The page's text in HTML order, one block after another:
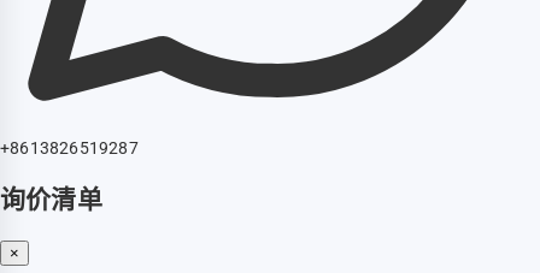
+8613826519287
询价清单
×